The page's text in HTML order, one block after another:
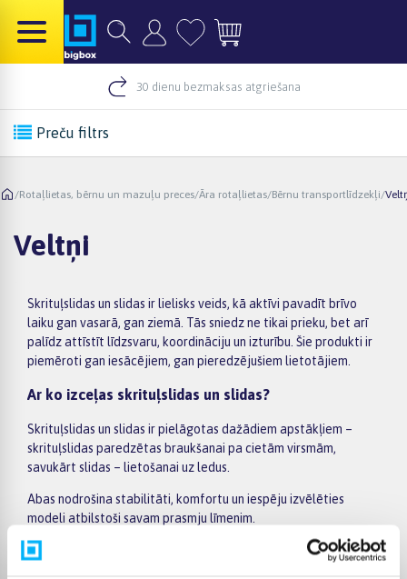
30 dienu bezmaksas atgriešana
Preču filtrs
/Rotaļlietas, bērnu un mazuļu preces/Āra rotaļlietas/Bērnu transportlīdzekļi/
Veltņi
Skrituļslidas un slidas ir lielisks veids, kā aktīvi pavadīt brīvo
laiku gan vasarā, gan ziemā. Tās sniedz ne tikai prieku, bet arī
palīdz attīstīt līdzsvaru, koordināciju un izturību. Šie produkti ir
piemēroti gan iesācējiem, gan pieredzējušiem lietotājiem.
Ar ko izceļas skrituļslidas un slidas?
Skrituļslidas un slidas ir pielāgotas dažādiem apstākļiem –
skrituļslidas paredzētas braukšanai pa cietām virsmām,
savukārt slidas – lietošanai uz ledus.
Abas nodrošina stabilitāti, komfortu un iespēju izvēlēties
modeli atbilstoši savam prasmju līmenim.
Veidi un izvēle